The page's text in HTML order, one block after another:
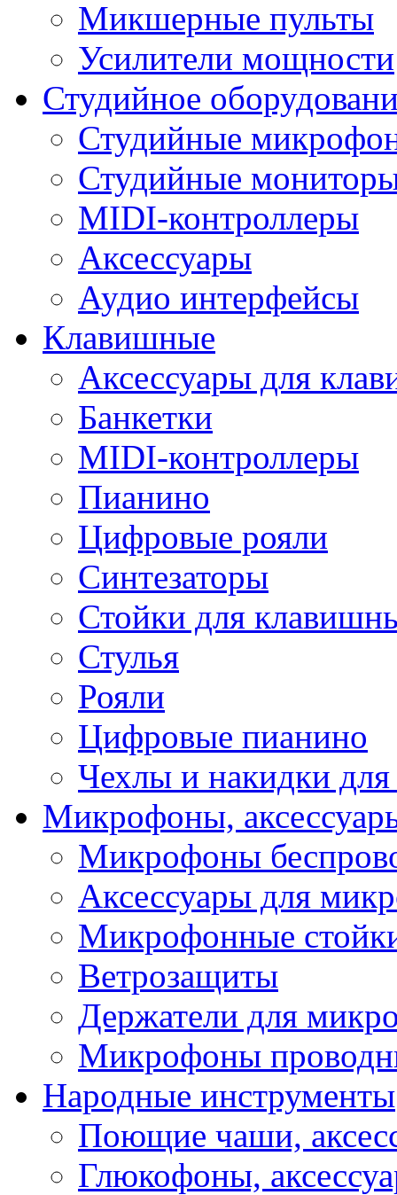
Микшерные пульты
Усилители мощности
Студийное
Студийные
Студийные
MIDI-контроллеры
Аксессуары
Аудио интерфейсы
Клавишные
Аксессуары для
Банкетки
MIDI-контроллеры
Пианино
Цифровые рояли
Синтезаторы
Стойки для
Стулья
Рояли
Цифровые пианино
Чехлы и накидки
Микрофоны,
Микрофоны
Аксессуары для
Микрофонные
Ветрозащиты
Держатели для
Микрофоны
Народные инструменты
Поющие чаши,
Глюкофоны,